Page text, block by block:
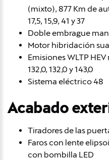
(mixto), 877 Km de
17,5, 15,9, 41 y 37
Doble embrague
Motor hibridación
Emisiones WLTP
132,0, 132,0 y 143,0
Sistema eléctrico 48
Acabado
Tiradores de las
Faros con lente
con bombilla LED